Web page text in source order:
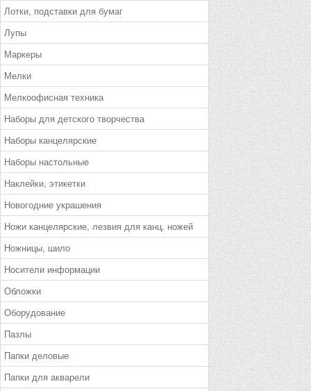
Лотки, подставки для бумаг
Лупы
Маркеры
Мелки
Мелкоофисная техника
Наборы для детского творчества
Наборы канцелярские
Наборы настольные
Наклейки, этикетки
Новогодние украшения
Ножи канцелярские, лезвия для канц. ножей
Ножницы, шило
Носители информации
Обложки
Оборудование
Пазлы
Папки деловые
Папки для акварели